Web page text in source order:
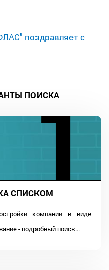
поздравляет с
ПОИСКА
СПИСКОМ
компании в виде
- подробный поиск...